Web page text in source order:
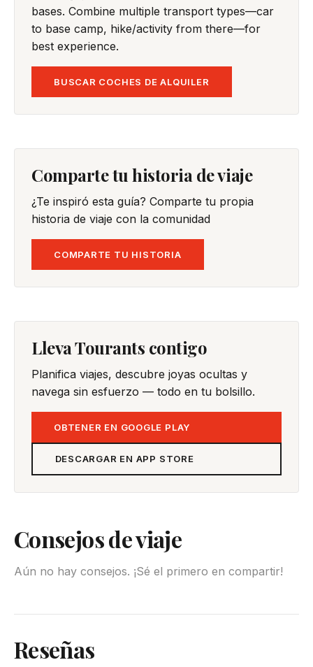
bases. Combine multiple transport types—car
to base camp, hike/activity from there—for
best experience.
BUSCAR COCHES DE ALQUILER
Comparte tu historia de viaje
¿Te inspiró esta guía? Comparte tu propia
historia de viaje con la comunidad
COMPARTE TU HISTORIA
Lleva Tourants contigo
Planifica viajes, descubre joyas ocultas y
navega sin esfuerzo — todo en tu bolsillo.
OBTENER EN GOOGLE PLAY
DESCARGAR EN APP STORE
Consejos de viaje
Aún no hay consejos. ¡Sé el primero en compartir!
Reseñas